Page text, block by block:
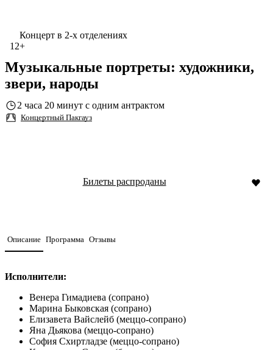
Концерт в 2-х отделениях
12+
Музыкальные портреты: художники,
звери, народы
2 часа 20 минут с одним антрактом
Концертный Пакгауз
Билеты распроданы
Описание Программа Отзывы
Исполнители:
Венера Гимадиева (сопрано)
Марина Быковская (сопрано)
Елизавета Вайслейб (меццо-сопрано)
Яна Дьякова (меццо-сопрано)
София Схиртладзе (меццо-сопрано)